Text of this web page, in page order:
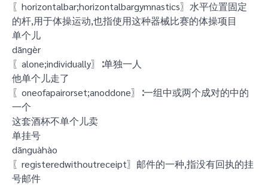
〖horizontalbar;horizontalbargymnastics〗水平位置固定
的杆,用于体操运动,也指使用这种器械比赛的体操项目
单个儿
dāngèr
〖alone;individually〗∶单独一人
他单个儿走了
〖oneofapairorset;anoddone〗∶一组中或两个成对的中的
一个
这套酒杯不单个儿卖
单挂号
dānguàhào
〖registeredwithoutreceipt〗邮件的一种,指没有回执的挂
号邮件